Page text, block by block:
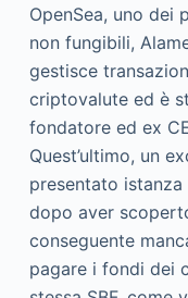
OpenSea, uno dei
non fungibili,
gestisce
criptovalute ed è
fondatore ed ex
Quest’ultimo, un
presentato
dopo aver
conseguente
pagare i fondi dei